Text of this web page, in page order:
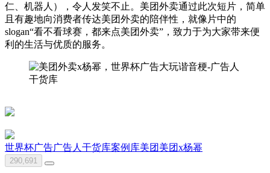
仁、机器人），令人发笑不止。美团外卖通过此次短片，简单
且有趣地向消费者传达美团外卖的陪伴性，就像片中的
slogan“看不看球赛，都来点美团外卖”，致力于为大家带来便
利的生活与优质的服务。
世界杯广告广告人干货库案例库美团 美团x杨幂
290,691